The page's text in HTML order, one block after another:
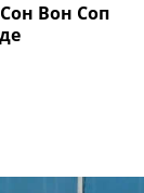
Вон Соп